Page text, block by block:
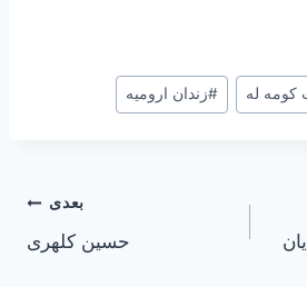
کومه له #زندان ارومیه
بعدی
حسین کلهری